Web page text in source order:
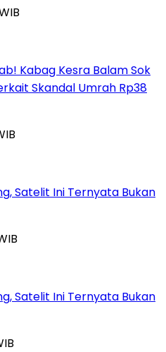
Kabag Kesra Balam Sok
Skandal Umrah Rp38
Satelit Ini Ternyata Bukan
Satelit Ini Ternyata Bukan